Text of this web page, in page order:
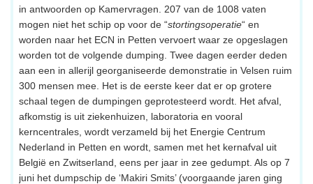
in antwoorden op Kamervragen. 207 van de 1008 vaten
mogen niet het schip op voor de “stortingsoperatie“ en
worden naar het ECN in Petten vervoert waar ze opgeslagen
worden tot de volgende dumping. Twee dagen eerder deden
aan een in allerijl georganiseerde demonstratie in Velsen ruim
300 mensen mee. Het is de eerste keer dat er op grotere
schaal tegen de dumpingen geprotesteerd wordt. Het afval,
afkomstig is uit ziekenhuizen, laboratoria en vooral
kerncentrales, wordt verzameld bij het Energie Centrum
Nederland in Petten en wordt, samen met het kernafval uit
België en Zwitserland, eens per jaar in zee gedumpt. Als op 7
juni het dumpschip de ‘Makiri Smits’ (voorgaande jaren ging